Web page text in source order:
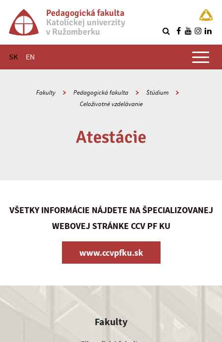
Pedagogická fakulta
Katolíckej univerzity
v Ružomberku
SK EN
Hlavné menu
Fakulty Pedagogická fakulta
Štúdium
Celoživotné vzdelávanie
Atestácie
VŠETKY INFORMÁCIE NÁJDETE NA ŠPECIALIZOVANEJ
WEBOVEJ STRÁNKE CCV PF KU
www.ccvpfku.sk
Fakulty